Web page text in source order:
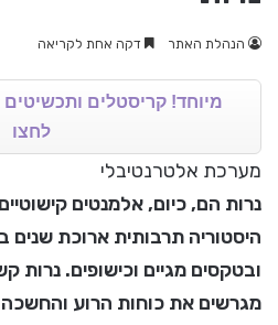
הנהלת האתר דקה אחת לקריאה
מיוחד! קריסטלים
לחצו
מערכת אלטרנטיבלי
נרות הם, כיום, אלמנטים
היסטוריה תרבותית ארוכת שנים
ובטקסים מגיים וכישופים. נרות
מגרשים את כוחות הרוע והחשכה